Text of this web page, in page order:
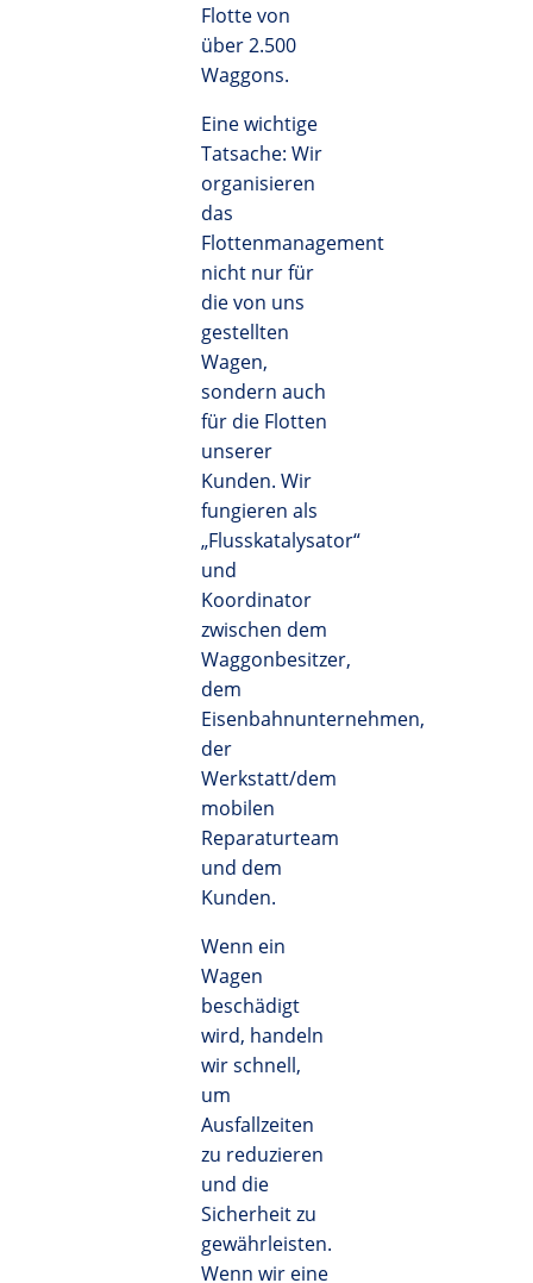
Flotte von
über 2.500
Waggons.
Eine wichtige
Tatsache: Wir
organisieren
das
Flottenmanagement
nicht nur für
die von uns
gestellten
Wagen,
sondern auch
für die Flotten
unserer
Kunden. Wir
fungieren als
„Flusskatalysator“
und
Koordinator
zwischen dem
Waggonbesitzer,
dem
Eisenbahnunternehmen,
der
Werkstatt/dem
mobilen
Reparaturteam
und dem
Kunden.
Wenn ein
Wagen
beschädigt
wird, handeln
wir schnell,
um
Ausfallzeiten
zu reduzieren
und die
Sicherheit zu
gewährleisten.
Wenn wir eine